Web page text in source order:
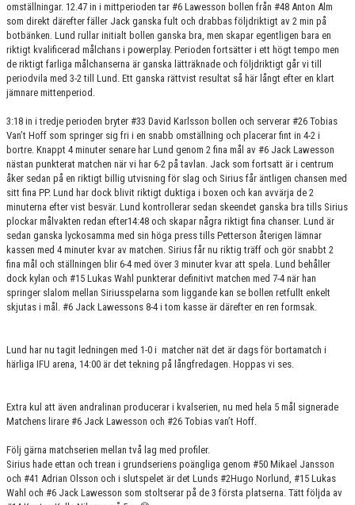
omställningar. 12.47 in i mittperioden tar #6 Lawesson bollen från #48 Anton Alm
som direkt därefter fäller Jack ganska fult och drabbas följdriktigt av 2 min på
botbänken. Lund rullar initialt bollen ganska bra, men skapar egentligen bara en
riktigt kvalificerad målchans i powerplay. Perioden fortsätter i ett högt tempo men
de riktigt farliga målchanserna är ganska lätträknade och följdriktigt går vi till
periodvila med 3-2 till Lund. Ett ganska rättvist resultat så här långt efter en klart
jämnare mittenperiod.
3:18 in i tredje perioden bryter #33 David Karlsson bollen och serverar #26 Tobias
Van’t Hoff som springer sig fri i en snabb omställning och placerar fint in 4-2 i
bortre. Knappt 4 minuter senare har Lund genom 2 fina mål av #6 Jack Lawesson
nästan punkterat matchen när vi har 6-2 på tavlan. Jack som fortsatt är i centrum
åker sedan på en riktigt billig utvisning för slag och Sirius får äntligen chansen med
sitt fina PP. Lund har dock blivit riktigt duktiga i boxen och kan avvärja de 2
minuterna efter vist besvär. Lund kontrollerar sedan skeendet ganska bra tills Sirius
plockar målvakten redan efter14:48 och skapar några riktigt fina chanser. Lund är
sedan ganska lyckosamma med sin höga press tills Petterson återigen lämnar
kassen med 4 minuter kvar av matchen. Sirius får nu riktig träff och gör snabbt 2
fina mål och ställningen blir 6-4 med över 3 minuter kvar att spela. Lund behåller
dock kylan och #15 Lukas Wahl punkterar definitivt matchen med 7-4 när han
springer slalom mellan Siriusspelarna som liggande kan se bollen retfullt enkelt
skjutas i mål. #6 Jack Lawessons 8-4 i tom kasse är därefter en ren formsak.
Lund har nu tagit ledningen med 1-0 i matcher nät det är dags för bortamatch i
härliga IFU arena, 14:00 är det tekning på långfredagen. Hoppas vi ses.
Extra kul att även andralinan producerar i kvalserien, nu med hela 5 mål signerade
Matchens lirare #6 Jack Lawesson och #26 Tobias van’t Hoff.
Följ gärna matchserien mellan två lag med profiler.
Sirius hade ettan och trean i grundseriens poängliga genom #50 Mikael Jansson
och #41 Adrian Olsson och i slutspelet är det Lunds #2Hugo Norlund, #15 Lukas
Wahl och #6 Jack Lawesson som stoltserar på de 3 första platserna. Tätt följda av